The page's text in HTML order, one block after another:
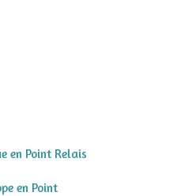
en Point Relais
en Point